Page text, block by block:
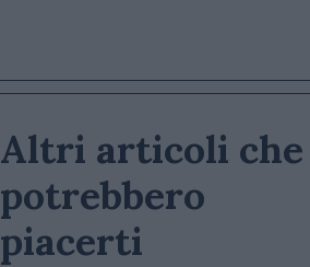
Altri articoli che
potrebbero
piacerti